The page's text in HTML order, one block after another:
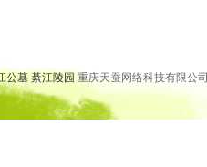
公墓 綦江陵园 重庆天蚕网络科技有限公司